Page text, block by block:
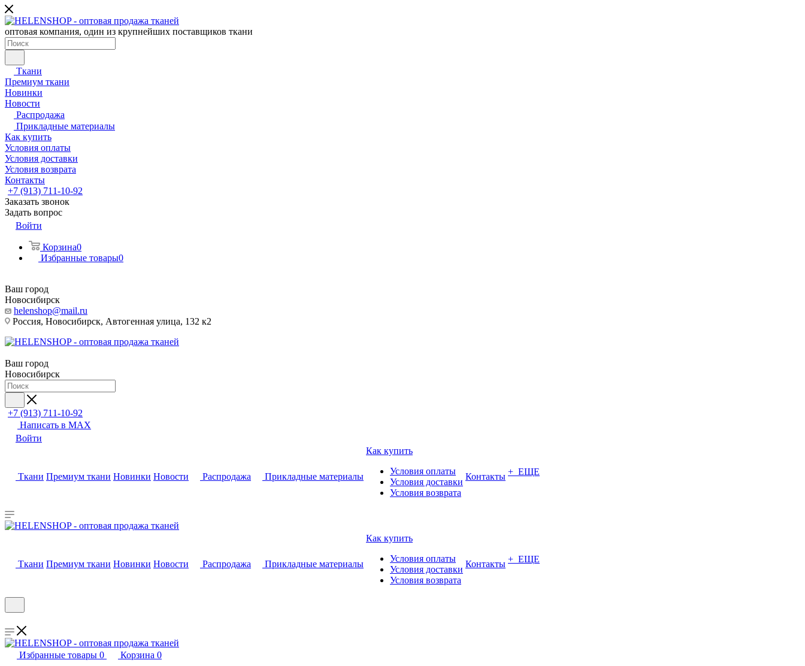
оптовая компания, один из крупнейших поставщиков ткани
Ткани
Премиум ткани
Новинки
Новости
Распродажа
Прикладные материалы
Как купить
Условия оплаты
Условия доставки
Условия возврата
Контакты
+7 (913) 711-10-92
Заказать звонок
Задать вопрос
Войти
Корзина0
Избранные товары0
Ваш город
Новосибирск
helenshop@mail.ru
Россия, Новосибирск, Автогенная улица, 132 к2
Ваш город
Новосибирск
+7 (913) 711-10-92
Написать в MAX
Войти
Ткани Премиум ткани Новинки Новости Распродажа Прикладные материалы
Как купить
Условия оплаты
Условия доставки
Условия возврата
Контакты + ЕЩЕ
Ткани Премиум ткани Новинки Новости Распродажа Прикладные материалы
Как купить
Условия оплаты
Условия доставки
Условия возврата
Контакты + ЕЩЕ
Избранные товары 0 Корзина 0